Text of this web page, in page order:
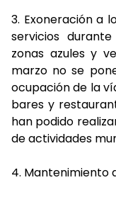
3. Exoneración a
servicios
zonas azules y
marzo no se
ocupación de la
bares y
han podido
de actividades
4. Mantenimiento